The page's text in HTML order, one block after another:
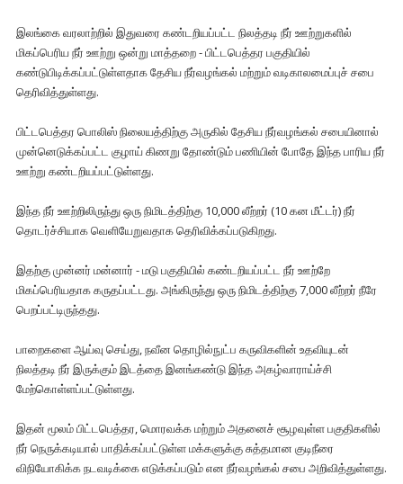
இலங்கை வரலாற்றில் இதுவரை கண்டறியப்பட்ட நிலத்தடி நீர் ஊற்றுகளில்
மிகப்பெரிய நீர் ஊற்று ஒன்று மாத்தறை - பிட்டபெத்தர பகுதியில்
கண்டுபிடிக்கப்பட்டுள்ளதாக தேசிய நீர்வழங்கல் மற்றும் வடிகாலமைப்புச் சபை
தெரிவித்துள்ளது.
பிட்டபெத்தர பொலிஸ் நிலையத்திற்கு அருகில் தேசிய நீர்வழங்கல் சபையினால்
முன்னெடுக்கப்பட்ட குழாய் கிணறு தோண்டும் பணியின் போதே இந்த பாரிய நீர்
ஊற்று கண்டறியப்பட்டுள்ளது.
இந்த நீர் ஊற்றிலிருந்து ஒரு நிமிடத்திற்கு 10,000 லீற்றர் (10 கன மீட்டர்) நீர்
தொடர்ச்சியாக வெளியேறுவதாக தெரிவிக்கப்படுகிறது.
இதற்கு முன்னர் மன்னார் - மடு பகுதியில் கண்டறியப்பட்ட நீர் ஊற்றே
மிகப்பெரியதாக கருதப்பட்டது. அங்கிருந்து ஒரு நிமிடத்திற்கு 7,000 லீற்றர் நீரே
பெறப்பட்டிருந்தது.
பாறைகளை ஆய்வு செய்து, நவீன தொழில்நுட்ப கருவிகளின் உதவியுடன்
நிலத்தடி நீர் இருக்கும் இடத்தை இனங்கண்டு இந்த அகழ்வாராய்ச்சி
மேற்கொள்ளப்பட்டுள்ளது.
இதன் மூலம் பிட்டபெத்தர, மொரவக்க மற்றும் அதனைச் சூழவுள்ள பகுதிகளில்
நீர் நெருக்கடியால் பாதிக்கப்பட்டுள்ள மக்களுக்கு சுத்தமான குடிநீரை
விநியோகிக்க நடவடிக்கை எடுக்கப்படும் என நீர்வழங்கல் சபை அறிவித்துள்ளது.